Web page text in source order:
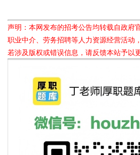
声明：本网发布的招考公告均转载自政府
职业中介、劳务招聘等人力资源经营活动
若涉及版权或错误信息，请反馈本站予以